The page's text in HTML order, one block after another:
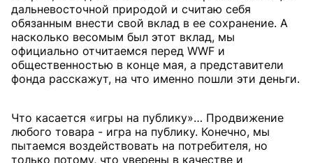
дальневосточной природой и считаю себя
обязанным внести свой вклад в ее сохранение. А
насколько весомым был этот вклад, мы
официально отчитаемся перед WWF и
общественностью в конце мая, а представители
фонда расскажут, на что именно пошли эти деньги.
Что касается «игры на публику»… Продвижение
любого товара - игра на публику. Конечно, мы
пытаемся воздействовать на потребителя, но
только потому, что уверены в качестве и